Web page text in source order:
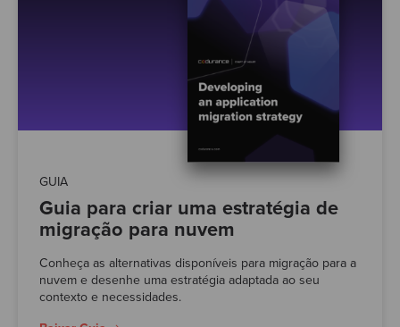
GUIA
Guia para criar uma estratégia de
migração para nuvem
Conheça as alternativas disponíveis para migração para a
nuvem e desenhe uma estratégia adaptada ao seu
contexto e necessidades.